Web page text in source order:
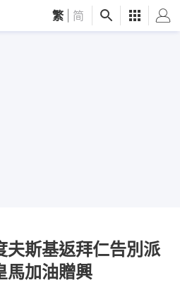
繁 简
夫斯基返拜仁告別派
加油贈興